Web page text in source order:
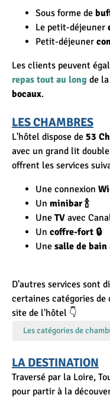
Sous forme de
Le petit-déjeuner
Petit-déjeuner
Les clients peuvent
repas tout au long de
bocaux.
LES CHAMBRES
L'hôtel dispose de 53
avec un grand lit
offrent les services
Une connexion
Un minibar 🍾
Une TV avec
Un coffre-fort 🔒
Une salle de bain
D'autres services sont
certaines catégories de
site de l'hôtel 👇
Les catégories de
LA DESTINATION
Traversé par la Loire,
pour partir à la